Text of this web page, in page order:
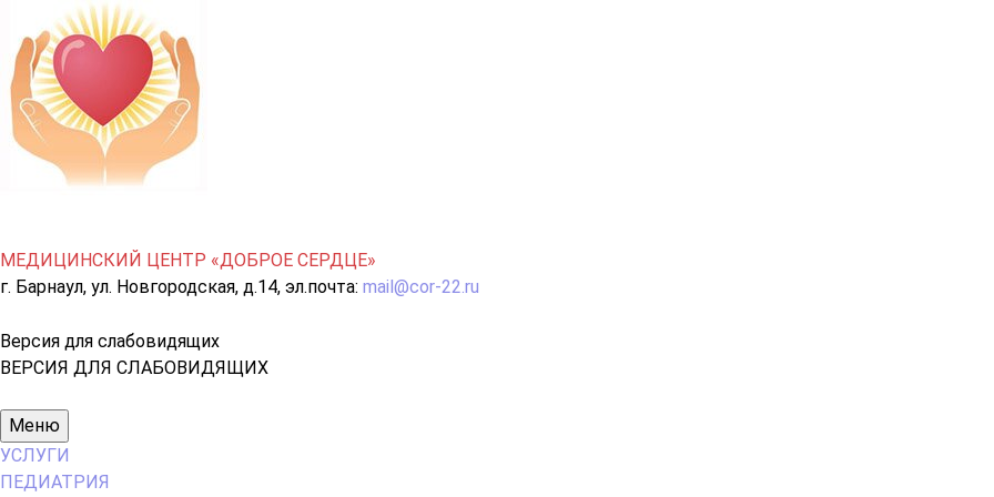
МЕДИЦИНСКИЙ ЦЕНТР «ДОБРОЕ СЕРДЦЕ»
г. Барнаул, ул. Новгородская, д.14, эл.почта: mail@cor-22.ru
Версия для слабовидящих
ВЕРСИЯ ДЛЯ СЛАБОВИДЯЩИХ
Основное
меню
Меню
УСЛУГИ
ПЕДИАТРИЯ